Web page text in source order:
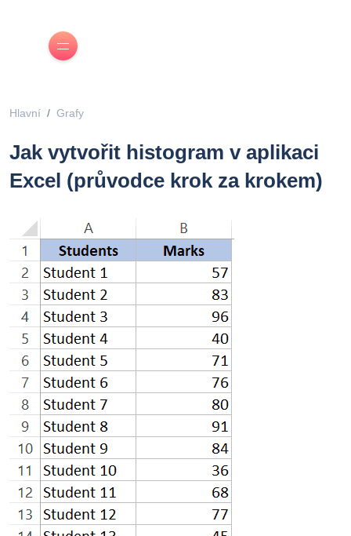
Hlavní Grafy
Jak vytvořit histogram v aplikaci
Excel (průvodce krok za krokem)